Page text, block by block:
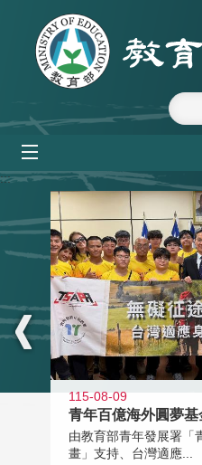
跳到主要內容區塊
:::
115-08-09
青年百億海外圓夢
由教育部青年發展署「
畫」支持、台灣適應...